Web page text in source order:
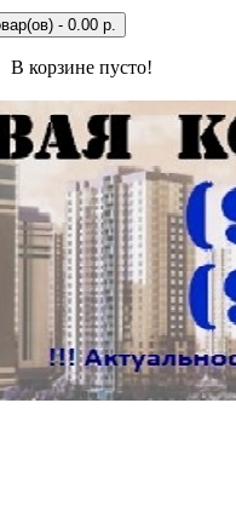
- 0.00 р.
В корзине пусто!